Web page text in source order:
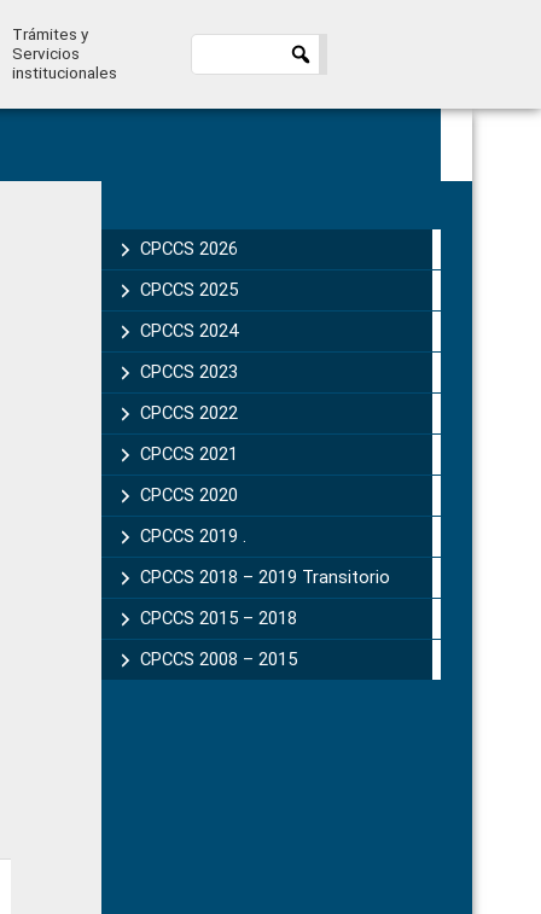
Trámites y
Servicios
institucionales
Sidebar
CPCCS 2026
CPCCS 2025
CPCCS 2024
CPCCS 2023
CPCCS 2022
CPCCS 2021
CPCCS 2020
CPCCS 2019 .
CPCCS 2018 – 2019 Transitorio
CPCCS 2015 – 2018
CPCCS 2008 – 2015